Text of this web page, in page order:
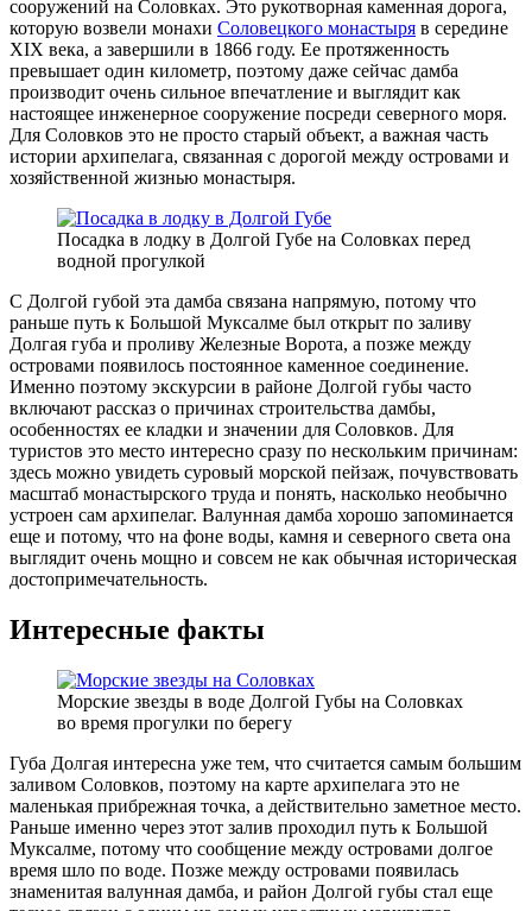
сооружений на Соловках. Это рукотворная каменная дорога,
которую возвели монахи Соловецкого монастыря в середине
XIX века, а завершили в 1866 году. Ее протяженность
превышает один километр, поэтому даже сейчас дамба
производит очень сильное впечатление и выглядит как
настоящее инженерное сооружение посреди северного моря.
Для Соловков это не просто старый объект, а важная часть
истории архипелага, связанная с дорогой между островами и
хозяйственной жизнью монастыря.
Посадка в лодку в Долгой Губе на Соловках перед
водной прогулкой
С Долгой губой эта дамба связана напрямую, потому что
раньше путь к Большой Муксалме был открыт по заливу
Долгая губа и проливу Железные Ворота, а позже между
островами появилось постоянное каменное соединение.
Именно поэтому экскурсии в районе Долгой губы часто
включают рассказ о причинах строительства дамбы,
особенностях ее кладки и значении для Соловков. Для
туристов это место интересно сразу по нескольким причинам:
здесь можно увидеть суровый морской пейзаж, почувствовать
масштаб монастырского труда и понять, насколько необычно
устроен сам архипелаг. Валунная дамба хорошо запоминается
еще и потому, что на фоне воды, камня и северного света она
выглядит очень мощно и совсем не как обычная историческая
достопримечательность.
Интересные факты
Морские звезды в воде Долгой Губы на Соловках
во время прогулки по берегу
Губа Долгая интересна уже тем, что считается самым большим
заливом Соловков, поэтому на карте архипелага это не
маленькая прибрежная точка, а действительно заметное место.
Раньше именно через этот залив проходил путь к Большой
Муксалме, потому что сообщение между островами долгое
время шло по воде. Позже между островами появилась
знаменитая валунная дамба, и район Долгой губы стал еще